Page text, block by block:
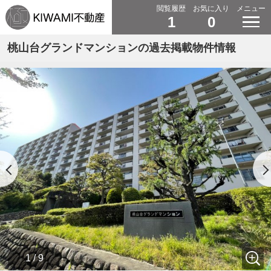
閲覧履歴
1
お気に入り
0
メニュー
桃山台グランドマンションの過去掲載物件情報
1 / 9